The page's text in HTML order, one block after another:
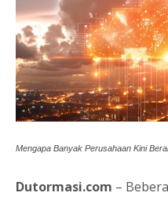
Mengapa Banyak Perusahaan Kini
Dutormasi.com –